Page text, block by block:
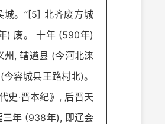
城。”[5] 北齐废方城
) 废。 十年 (590年)
, 辖遒县 (今河北涞
容城县王路村北)。
史·晋本纪》, 后晋天
三年 (938年), 即辽会